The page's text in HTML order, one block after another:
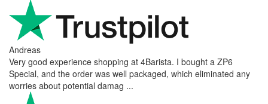
Andreas
Very good experience shopping at 4Barista. I bought a ZP6
Special, and the order was well packaged, which eliminated any
worries about potential damag ...